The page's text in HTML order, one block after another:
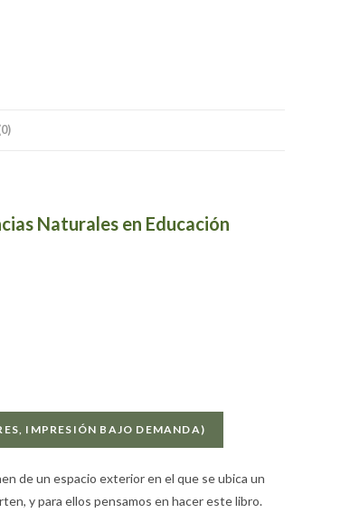
Naturales en Educación
IMPRESIÓN BAJO DEMANDA)
de un espacio exterior en el que se ubica un
y para ellos pensamos en hacer este libro.